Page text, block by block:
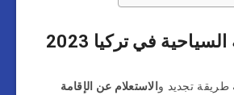
في تركيا 2023
تجديد والاستعلام عن الإقامة